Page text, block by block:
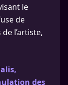
le
de
l’artiste,
des